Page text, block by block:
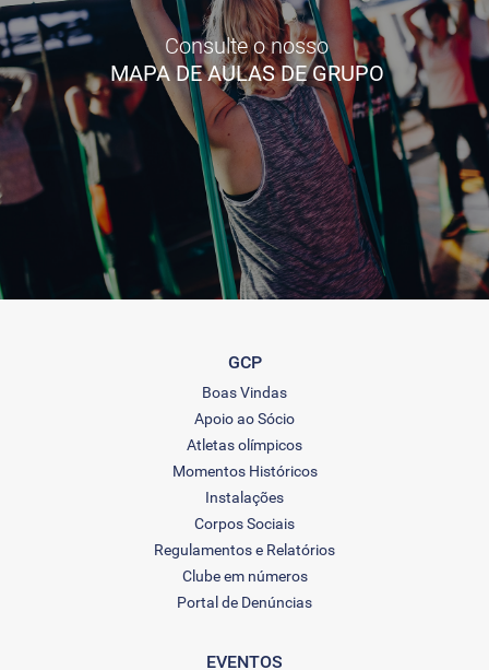
Consulte o nosso
MAPA DE AULAS DE GRUPO
GCP
Boas Vindas
Apoio ao Sócio
Atletas olímpicos
Momentos Históricos
Instalações
Corpos Sociais
Regulamentos e Relatórios
Clube em números
Portal de Denúncias
EVENTOS